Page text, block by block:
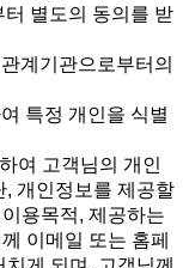
터별도의동의를받
계기관으로부터의
특정개인을식별
여고객님의개인
개인정보를제공할
용목적,제공하는
이메일또는홈페